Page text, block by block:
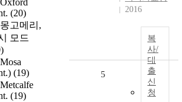
Oxford
(20)
몽고메리,
모드
Mosa
(19)
Metcalfe
(19)
2016
복
사/
대
출
신
청
5